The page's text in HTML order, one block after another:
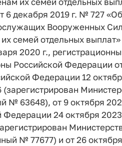
декабря 2019 г. № 727
Вооруженных Сил
семей отдельных выплат»
2020 г.,
Российской Федерации
Федерации 12
№ 63648), от 9 октября
24 октября 2023
№ 77677) и от 26